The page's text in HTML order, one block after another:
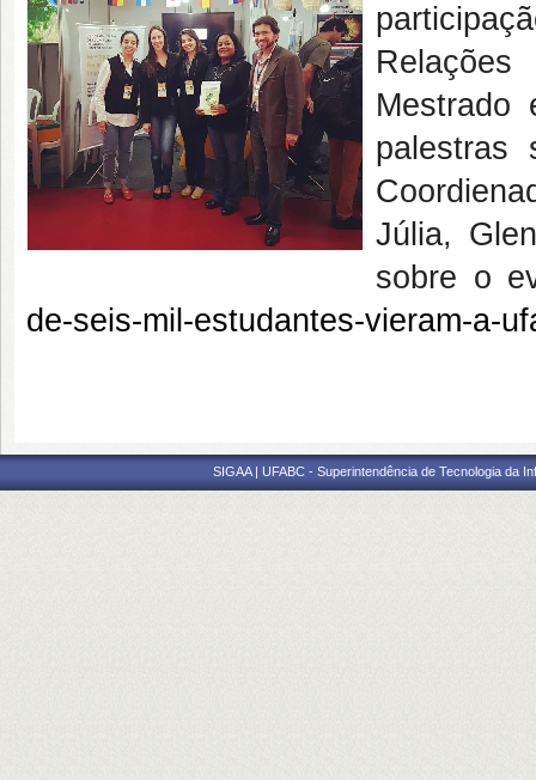
palestras
Júlia,
sobre o
de-seis-mil-estudantes-vieram-a-
SIGAA | UFABC - Superintendência de Tecnologia da